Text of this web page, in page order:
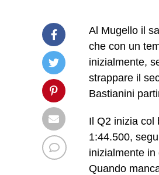
Al Mugello il
che con un
inizialmente,
strappare il
Bastianini
Il Q2 inizia col
1:44.500,
inizialmente in
Quando